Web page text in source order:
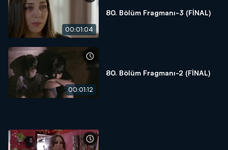
00:01:04
80. Bölüm Fragmanı-3 (FİNAL)
00:01:12
80. Bölüm Fragmanı-2 (FİNAL)